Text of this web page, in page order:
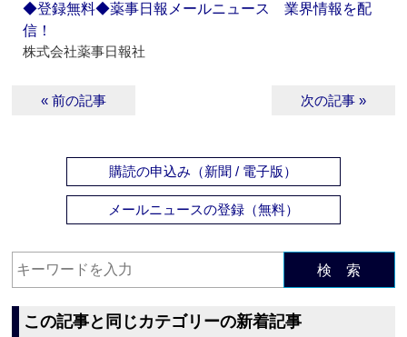
◆登録無料◆薬事日報メールニュース 業界情報を配
信！
株式会社薬事日報社
« 前の記事 次の記事 »
購読の申込み（新聞 / 電子版）
メールニュースの登録（無料）
検 索
この記事と同じカテゴリーの新着記事